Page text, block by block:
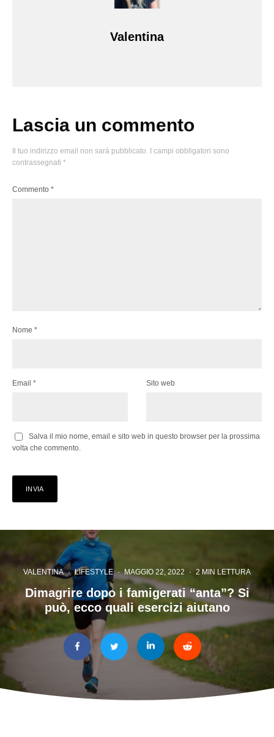
Valentina
Lascia un commento
Il tuo indirizzo email non sarà pubblicato.
I campi obbligatori sono
contrassegnati *
Commento *
Nome *
Email * Sito web
Salva il mio nome, email e sito web in questo browser per la prossima
volta che commento.
VALENTINA · LIFESTYLE · MAGGIO 22, 2022 · 2 MIN LETTURA
Dimagrire dopo i famigerati “anta”? Si
può, ecco quali esercizi aiutano